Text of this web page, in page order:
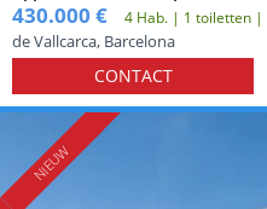
Barcelona
430.000 € 4 Hab. | 1 toiletten |
de Vallcarca, Barcelona
CONTACT